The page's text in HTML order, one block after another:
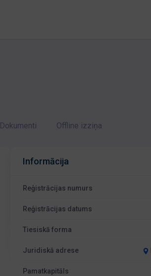
Dokumenti Offline izziņa
Informācija
Reģistrācijas numurs
Reģistrācijas datums
Tiesiskā forma
Juridiskā adrese
Pamatkapitāls